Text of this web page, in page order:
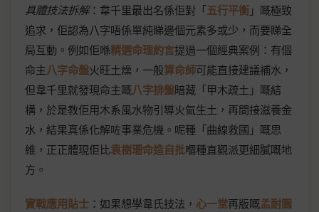
具體技法拆解：韋千里最出名係佢對「五行平衡」嘅極致
追求，佢認為八字唔係單純睇邊個元素多或少，而要睇全
局互動。例如佢喺精選命理約言提過一個經典案例：有個
命主八字命盤火旺土燥，一般算命師可能直接建議補水，
但韋千里就發現命主嘅八字排盤暗藏「甲木疏土」嘅結
構，於是教佢用木系風水物引導火氣生土，再間接滋養金
水，結果真係化解咗事業危機。呢種「曲線救國」嘅思
維，正正體現佢比袁樹珊命造自批嗰種直觀派更細膩嘅地
方。
實戰應用貼士 ：如果想學韋氏技法， 心一堂再版嘅孟耐園